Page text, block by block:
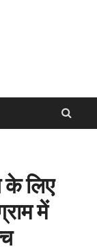
के लिए
में